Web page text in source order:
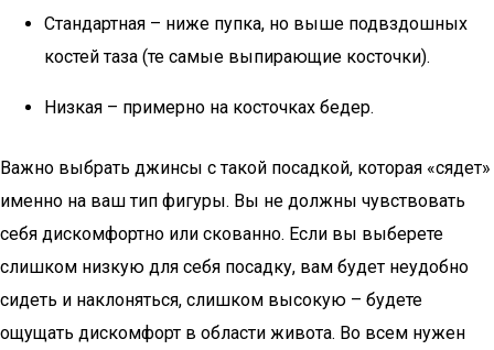
Стандартная – ниже пупка, но выше подвздошных
костей таза (те самые выпирающие косточки).
Низкая – примерно на косточках бедер.
Важно выбрать джинсы с такой посадкой, которая «сядет»
именно на ваш тип фигуры. Вы не должны чувствовать
себя дискомфортно или скованно. Если вы выберете
слишком низкую для себя посадку, вам будет неудобно
сидеть и наклоняться, слишком высокую – будете
ощущать дискомфорт в области живота. Во всем нужен